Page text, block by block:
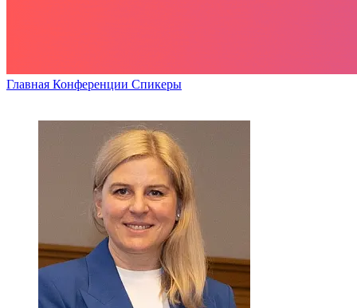
Главная Конференции Спикеры